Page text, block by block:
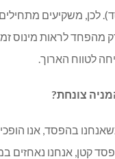
לכן, משקיעים
מהפחד לראות מינוס
לטווח הארוך.
צונחת?
בהפסד, אנו
קטן, אנחנו נאחזים